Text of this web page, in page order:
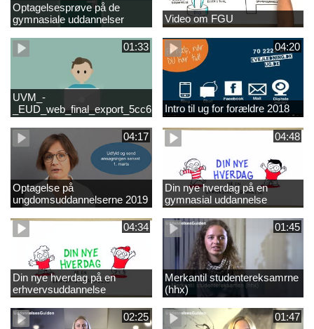
Optagelsesprøve på de
gymnasiale uddannelser
Video om FGU
01:33
UVM_-
04:20
Intro til ug for forældre 2018
04:17
Optagelse på
ungdomsuddannelserne 2019
04:48
Din nye hverdag på en
gymnasial uddannelse
04:34
Din nye hverdag på en
erhvervsuddannelse
01:45
Merkantil studentereksamrne
(hhx)
02:25 01:47